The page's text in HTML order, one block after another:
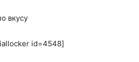
вкусу
id=4548]